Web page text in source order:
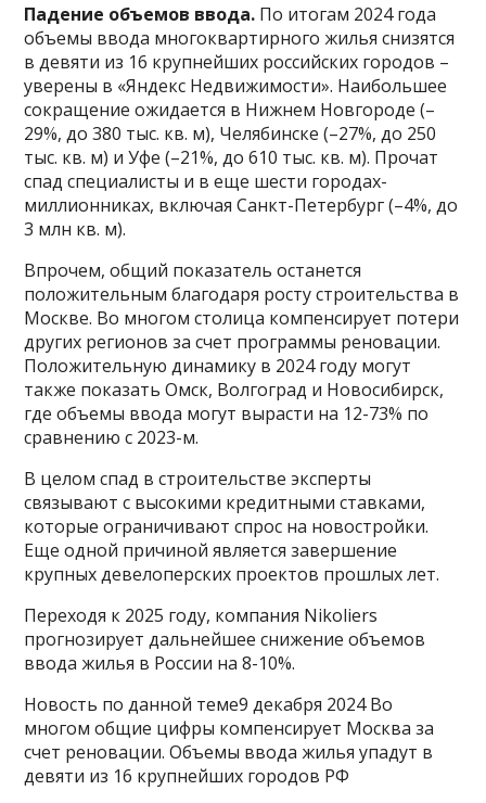
Падение объемов ввода. По итогам 2024 года
объемы ввода многоквартирного жилья снизятся
в девяти из 16 крупнейших российских городов –
уверены в «Яндекс Недвижимости». Наибольшее
сокращение ожидается в Нижнем Новгороде (–
29%, до 380 тыс. кв. м), Челябинске (–27%, до 250
тыс. кв. м) и Уфе (–21%, до 610 тыс. кв. м). Прочат
спад специалисты и в еще шести городах-
миллионниках, включая Санкт-Петербург (–4%, до
3 млн кв. м).
Впрочем, общий показатель останется
положительным благодаря росту строительства в
Москве. Во многом столица компенсирует потери
других регионов за счет программы реновации.
Положительную динамику в 2024 году могут
также показать Омск, Волгоград и Новосибирск,
где объемы ввода могут вырасти на 12-73% по
сравнению с 2023-м.
В целом спад в строительстве эксперты
связывают с высокими кредитными ставками,
которые ограничивают спрос на новостройки.
Еще одной причиной является завершение
крупных девелоперских проектов прошлых лет.
Переходя к 2025 году, компания Nikoliers
прогнозирует дальнейшее снижение объемов
ввода жилья в России на 8-10%.
Новость по данной теме9 декабря 2024 Во
многом общие цифры компенсирует Москва за
счет реновации. Объемы ввода жилья упадут в
девяти из 16 крупнейших городов РФ